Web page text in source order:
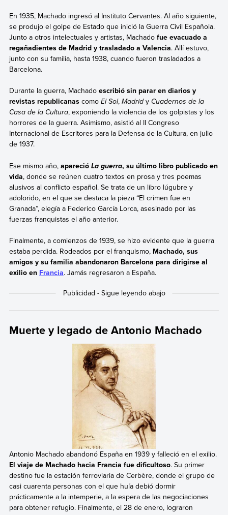
En 1935, Machado ingresó al Instituto Cervantes. Al año siguiente,
se produjo el golpe de Estado que inició la Guerra Civil Española.
Junto a otros intelectuales y artistas, Machado fue evacuado a
regañadientes de Madrid y trasladado a Valencia. Allí estuvo,
junto con su familia, hasta 1938, cuando fueron trasladados a
Barcelona.
Durante la guerra, Machado escribió sin parar en diarios y
revistas republicanascomo El Sol, Madridy Cuadernos de la
Casa de la Cultura, exponiendo la violencia de los golpistas y los
horrores de la guerra. Asimismo, asistió al II Congreso
Internacional de Escritores para la Defensa de la Cultura, en julio
de 1937.
Ese mismo año, apareció La guerra, su último libro publicado en
vida, donde se reúnen cuatro textos en prosa y tres poemas
alusivos al conflicto español. Se trata de un libro lúgubre y
adolorido, en el que se destaca la pieza “El crimen fue en
Granada”, elegía a Federico García Lorca, asesinado por las
fuerzas franquistas el año anterior.
Finalmente, a comienzos de 1939, se hizo evidente que la guerra
estaba perdida. Rodeados por el franquismo, Machado, sus
amigos y su familia abandonaron Barcelona para dirigirse al
exilio en Francia. Jamás regresaron a España.
Muerte y legado de Antonio Machado
Antonio Machado abandonó España en 1939 y falleció en el exilio.
El viaje de Machado hacia Francia fue dificultoso. Su primer
destino fue la estación ferroviaria de Cerbère, donde el grupo de
casi cuarenta personas con el que huía debió dormir
prácticamente a la intemperie, a la espera de las negociaciones
para obtener refugio. Finalmente, el 28 de enero, lograron